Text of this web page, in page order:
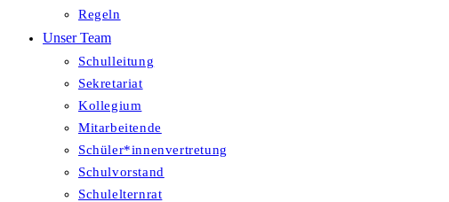
Regeln
Unser Team
Schulleitung
Sekretariat
Kollegium
Mitarbeitende
Schüler*innenvertretung
Schulvorstand
Schulelternrat